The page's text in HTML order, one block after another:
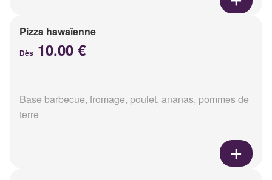
Pizza hawaïenne
Dès 10.00 €
Base barbecue, fromage, poulet, ananas, pommes de
terre